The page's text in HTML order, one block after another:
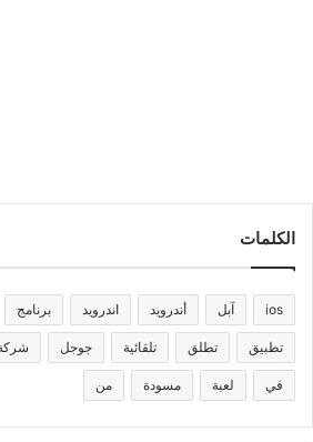
الكلمات
ios آبل أندرويد اندرويد برنامج
تطبيق تطلق تلقائية جوجل
في لعبة مسودة من